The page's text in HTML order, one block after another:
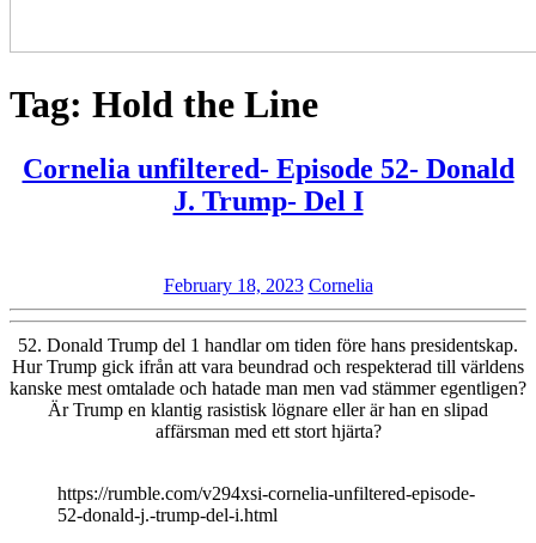
Tag: Hold the Line
Cornelia unfiltered- Episode 52- Donald
J. Trump- Del ICornelia
52-
Donald
J.
Trump-
Del
February 18, 2023February
18,
2023
CorneliaCornelia
52. Donald Trump del 1 handlar om tiden före hans presidentskap.
Hur Trump gick ifrån att vara beundrad och respekterad till världens
kanske mest omtalade och hatade man men vad stämmer egentligen?
Är Trump en klantig rasistisk lögnare eller är han en slipad
affärsman med ett stort hjärta?
https://rumble.com/v294xsi-cornelia-unfiltered-episode-
52-donald-j.-trump-del-i.html